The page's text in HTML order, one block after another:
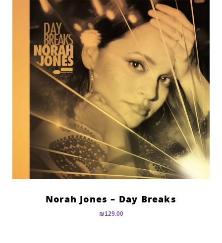
Norah Jones – Day Breaks
₪129.00